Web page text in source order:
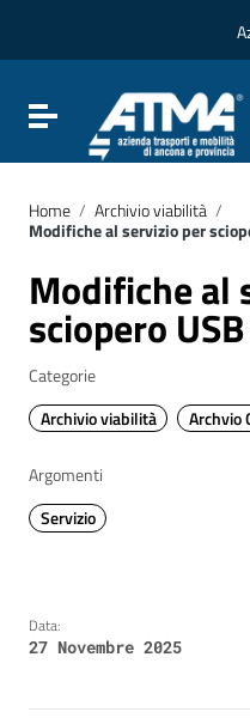
Vai al menu di
Vai al footer
Attiva / disattiva la
Home / Archivio viabilità /
Modifiche al servizio per
Modifiche al
sciopero
Categorie
Archivio viabilità
Archvio
Argomenti
Servizio
Data:
27 Novembre 2025